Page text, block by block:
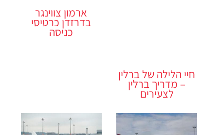
חיי הלילה של ברלין
– מדריך ברלין
לצעירים
ארמון צווינגר
בדרזדן כרטיסי
כניסה